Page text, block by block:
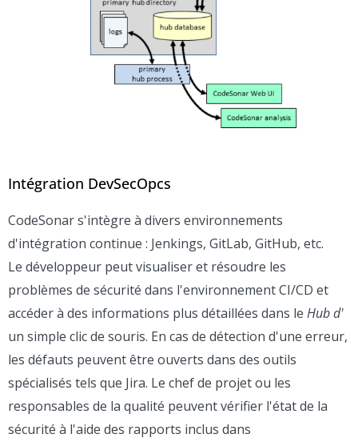
Intégration DevSecOpcs
CodeSonar s'intègre à divers environnements
d'intégration continue : Jenkings, GitLab, GitHub, etc.
Le développeur peut visualiser et résoudre les
problèmes de sécurité dans l'environnement CI/CD et
accéder à des informations plus détaillées dans le Hub d'
un simple clic de souris. En cas de détection d'une erreur,
les défauts peuvent être ouverts dans des outils
spécialisés tels que Jira. Le chef de projet ou les
responsables de la qualité peuvent vérifier l'état de la
sécurité à l'aide des rapports inclus dans